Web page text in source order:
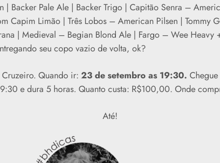
| Backer Pale Ale | Backer Trigo | Capitão Senra –
Capim Limão | Três Lobos – American Pilsen | Tommy
| Medieval – Begian Blond Ale | Fargo – Wee Heavy
seu copo vazio de volta, ok?
Quando ir: 23 de setembro as 19:30.
e dura 5 horas. Quanto custa: R$100,00. Onde
Até!